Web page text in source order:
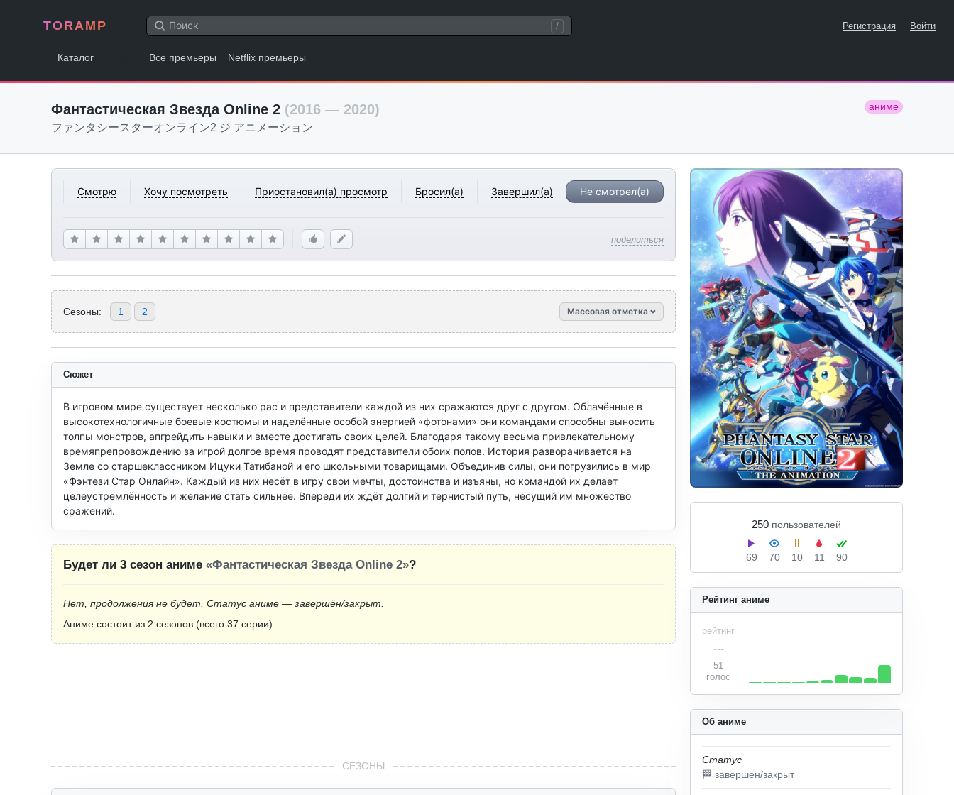
TORAMP / Регистрация Войти
Каталог Все премьеры Netflix премьеры
Фантастическая Звезда Online 2 (2016 — 2020) аниме
ファンタシースターオンライン2 ジ アニメーション
Смотрю Хочу посмотреть Приостановил(а) просмотр Бросил(а) Завершил(а) Не смотрел(а)
поделиться
250 пользователей
69 70 10 11 90
Сезоны: 1 2 Массовая отметка
Об аниме
Статус
🏁 завершен/закрыт
Рейтинг аниме
рейтинг
---
51
голос
Сюжет
В игровом мире существует несколько рас и представители каждой из них сражаются друг с другом. Облачённые в
высокотехнологичные боевые костюмы и наделённые особой энергией «фотонами» они командами способны выносить
толпы монстров, апгрейдить навыки и вместе достигать своих целей. Благодаря такому весьма привлекательному
времяпрепровождению за игрой долгое время проводят представители обоих полов. История разворачивается на
Земле со старшеклассником Ицуки Татибаной и его школьными товарищами. Объединив силы, они погрузились в мир
«Фэнтези Стар Онлайн». Каждый из них несёт в игру свои мечты, достоинства и изъяны, но командой их делает
целеустремлённость и желание стать сильнее. Впереди их ждёт долгий и тернистый путь, несущий им множество
сражений.
Будет ли 3 сезон аниме «Фантастическая Звезда Online 2»?
Нет, продолжения не будет. Статус аниме — завершён/закрыт.
Аниме состоит из 2 сезонов (всего 37 серии).
СЕЗОНЫ